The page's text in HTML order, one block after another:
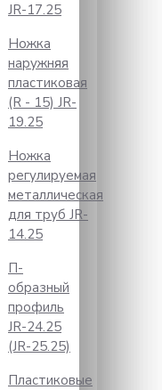
JR-17.25
Ножка
наружняя
пластиковая
(R - 15) JR-
19.25
Ножка
регулируемая
металлическая
для труб JR-
14.25
П-
образный
профиль
JR-24.25
(JR-25.25)
Пластиковые